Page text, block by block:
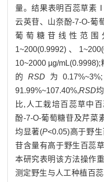
量。结果表明百蕊草素
云英苷、山奈酚-7-O-葡
葡萄糖苷线性范围分
1~200(0.9992)、
10~2000 µg/
的 RSD 为
91.99%~107.40%,RSD
比,人工栽培百蕊草中
酚-7-O-葡萄糖苷及芹菜
均显著(P<0.05)高于野
苷含量有高于野生百蕊
本研究表明该方法操作
测定野生与人工种植百